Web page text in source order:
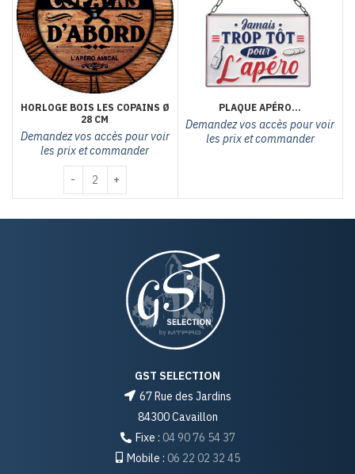
HORLOGE BOIS LES COPAINS Ø
28 CM
Demandez vos accès pour voir
les prix et commander
quantité de Horloge bois les copains Ø 28 cm
PLAQUE APÉRO…
Demandez vos accès pour voir
les prix et commander
GST SELECTION
67 Rue des Jardins
84300 Cavaillon
Fixe : 04 90 76 54 37
Mobile : 06 22 02 32 45